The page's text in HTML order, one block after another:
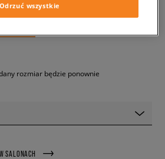
rozmiar będzie ponownie
SALONACH
Odrzuć wszystkie